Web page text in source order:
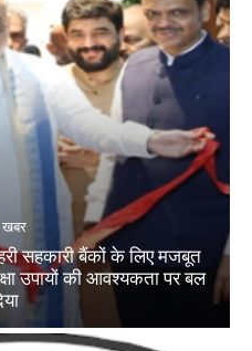
खबर
सहकारी बैंकों के लिए मजबूत
उपायों की आवश्यकता पर बल